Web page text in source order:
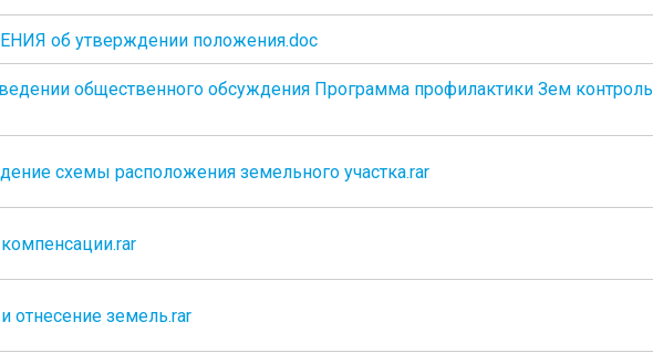
об утверждении положения.doc
общественного обсуждения Программа профилактики Зем контроль
схемы расположения земельного участка.rar
отнесение земель.rar